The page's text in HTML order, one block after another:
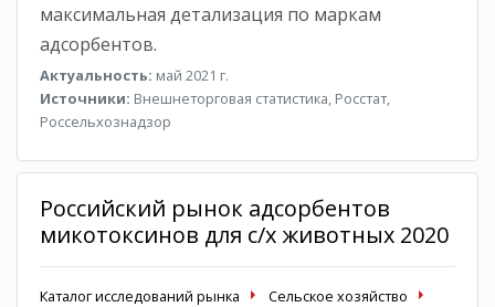
максимальная детализация по маркам
адсорбентов.
Актуальность: май 2021 г.
Источники: Внешнеторговая статистика, Росстат,
Россельхознадзор
Российский рынок адсорбентов
микотоксинов для с/х животных 2020
Каталог исследований рынка
Сельское хозяйство